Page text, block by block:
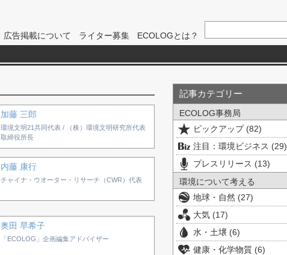
広告掲載について ライター募集 ECOLOGとは？
加藤 三郎
環境文明21共同代表 / （株）環境文明研究所代表
取締役所長
内藤 康行
チャイナ・ウオーター・リサーチ（CWR）代表
奥田 早希子
「ECOLOG」企画編集アドバイザー
記事カテゴリー
ECOLOG事務局
ピックアップ (82)
注目：環境ビジネス (29)
プレスリリース (13)
環境について考える
地球・自然 (27)
大気 (17)
水・土壌 (6)
健康・化学物質 (6)